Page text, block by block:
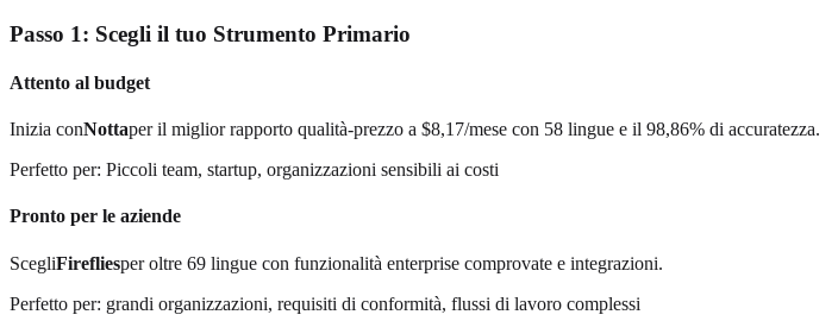
Passo 1: Scegli il tuo Strumento Primario
Attento al budget
Inizia conNottaper il miglior rapporto qualità-prezzo a $8,17/mese con 58 lingue e il 98,86% di accuratezza.
Perfetto per: Piccoli team, startup, organizzazioni sensibili ai costi
Pronto per le aziende
ScegliFirefliesper oltre 69 lingue con funzionalità enterprise comprovate e integrazioni.
Perfetto per: grandi organizzazioni, requisiti di conformità, flussi di lavoro complessi